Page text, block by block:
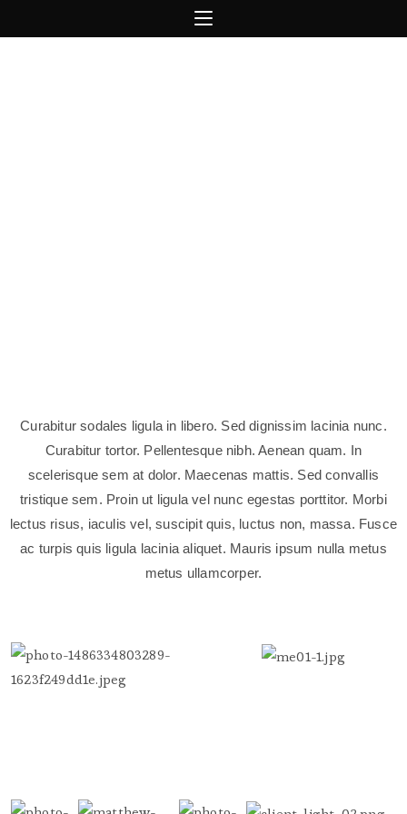
Curabitur sodales ligula in libero. Sed dignissim lacinia nunc.
Curabitur tortor. Pellentesque nibh. Aenean quam. In
scelerisque sem at dolor. Maecenas mattis. Sed convallis
tristique sem. Proin ut ligula vel nunc egestas porttitor. Morbi
lectus risus, iaculis vel, suscipit quis, luctus non, massa. Fusce
ac turpis quis ligula lacinia aliquet. Mauris ipsum nulla metus
metus ullamcorper.